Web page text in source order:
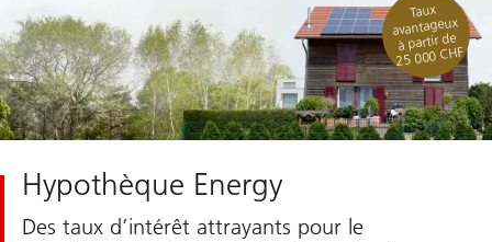
Taux
avantageux
à partir de
25 000 CHF
Hypothèque Energy
Des taux d’intérêt attrayants pour le